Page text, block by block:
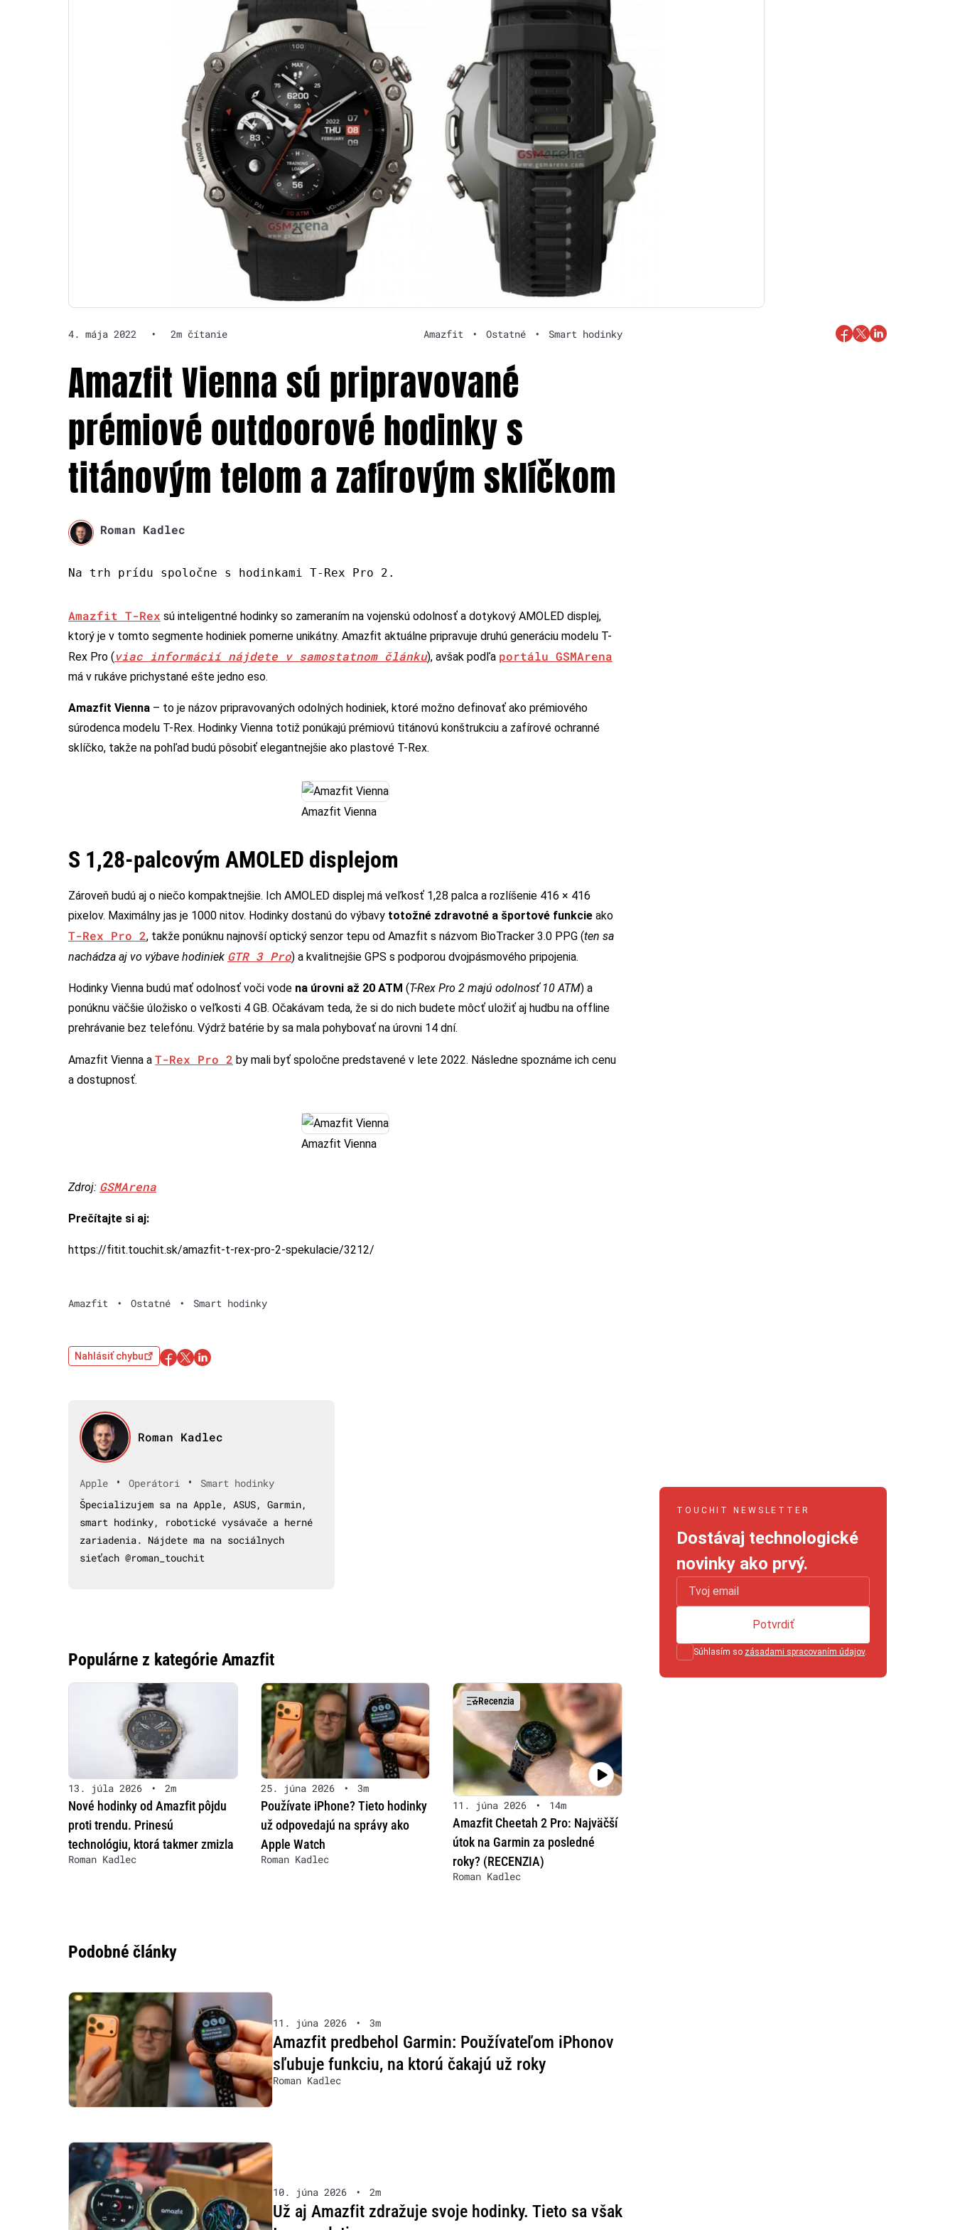
4. mája 2022 • 2m čítanie Amazfit • Ostatné • Smart hodinky
Amazfit Vienna sú pripravované
prémiové outdoorové hodinky s
titánovým telom a zafírovým sklíčkom
Roman Kadlec
Na trh prídu spoločne s hodinkami T-Rex Pro 2.
Amazfit T-Rex sú inteligentné hodinky so zameraním na vojenskú odolnosť a dotykový AMOLED displej,
ktorý je v tomto segmente hodiniek pomerne unikátny. Amazfit aktuálne pripravuje druhú generáciu modelu T-
Rex Pro ( viac informácií nájdete v samostatnom článku), avšak podľa portálu GSMArena
má v rukáve prichystané ešte jedno eso.
Amazfit Vienna – to je názov pripravovaných odolných hodiniek, ktoré možno definovať ako prémiového
súrodenca modelu T-Rex. Hodinky Vienna totiž ponúkajú prémiovú titánovú konštrukciu a zafírové ochranné
sklíčko, takže na pohľad budú pôsobiť elegantnejšie ako plastové T-Rex.
Amazfit Vienna
S 1,28-palcovým AMOLED displejom
Zároveň budú aj o niečo kompaktnejšie. Ich AMOLED displej má veľkosť 1,28 palca a rozlíšenie 416 × 416
pixelov. Maximálny jas je 1000 nitov. Hodinky dostanú do výbavy totožné zdravotné a športové funkcie ako
T-Rex Pro 2, takže ponúknu najnovší optický senzor tepu od Amazfit s názvom BioTracker 3.0 PPG (ten sa
nachádza aj vo výbave hodiniek GTR 3 Pro) a kvalitnejšie GPS s podporou dvojpásmového pripojenia.
Hodinky Vienna budú mať odolnosť voči vode na úrovni až 20 ATM (T-Rex Pro 2 majú odolnosť 10 ATM) a
ponúknu väčšie úložisko o veľkosti 4 GB. Očakávam teda, že si do nich budete môcť uložiť aj hudbu na offline
prehrávanie bez telefónu. Výdrž batérie by sa mala pohybovať na úrovni 14 dní.
Amazfit Vienna a T-Rex Pro 2 by mali byť spoločne predstavené v lete 2022. Následne spoznáme ich cenu
a dostupnosť.
Amazfit Vienna
Zdroj: GSMArena
Prečítajte si aj:
https://fitit.touchit.sk/amazfit-t-rex-pro-2-spekulacie/3212/
Amazfit • Ostatné • Smart hodinky
Nahlásiť chybu
Roman Kadlec
Apple • Operátori •
Smart hodinky
Špecializujem sa na Apple, ASUS, Garmin,
smart hodinky, robotické vysávače a herné
zariadenia. Nájdete ma na sociálnych
sieťach @roman_touchit
Populárne z kategórie Amazfit
13. júla 2026 • 2m
Nové hodinky od Amazfit pôjdu
proti trendu. Prinesú
technológiu, ktorá takmer zmizla
Roman Kadlec
25. júna 2026 • 3m
Používate iPhone? Tieto hodinky
už odpovedajú na správy ako
Apple Watch
Roman Kadlec
Recenzia
11. júna 2026 • 14m
Amazfit Cheetah 2 Pro: Najväčší
útok na Garmin za posledné
roky? (RECENZIA)
Roman Kadlec
Podobné články
11. júna 2026 • 3m
Amazfit predbehol Garmin: Používateľom iPhonov
sľubuje funkciu, na ktorú čakajú už roky
Roman Kadlec
10. júna 2026 • 2m
Už aj Amazfit zdražuje svoje hodinky. Tieto sa však
TOUCHIT NEWSLETTER
Dostávaj technologické
novinky ako prvý.
Súhlasím so zásadami spracovaním údajov.
Potvrdiť